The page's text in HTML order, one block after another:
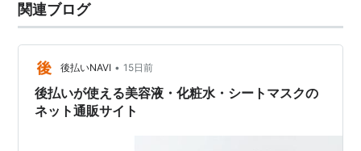
関連ブログ
後払いNAVI • 15日前
後払いが使える美容液・化粧水・シートマスクの
ネット通販サイト